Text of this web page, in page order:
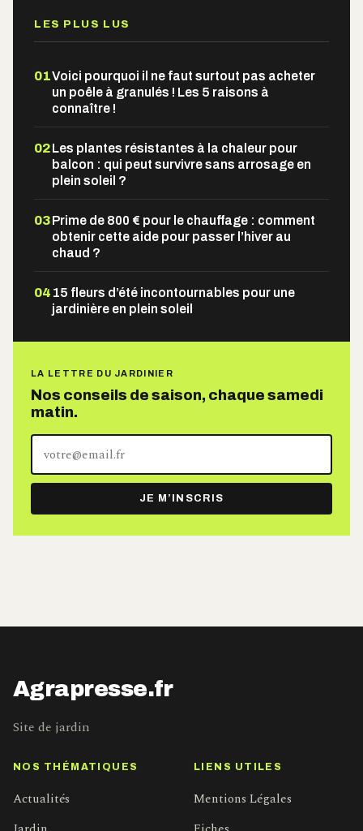
LES PLUS LUS
01Voici pourquoi il ne faut surtout pas acheter
un poêle à granulés ! Les 5 raisons à
connaître !
02Les plantes résistantes à la chaleur pour
balcon : qui peut survivre sans arrosage en
plein soleil ?
03Prime de 800 € pour le chauffage : comment
obtenir cette aide pour passer l’hiver au
chaud ?
04 15 fleurs d’été incontournables pour une
jardinière en plein soleil
LA LETTRE DU JARDINIER
Nos conseils de saison, chaque samedi
matin.
adresse
e-
mail
JE M’INSCRIS
Agrapresse.fr
Site de jardin
NOS THÉMATIQUES
Actualités
LIENS UTILES
Mentions Légales